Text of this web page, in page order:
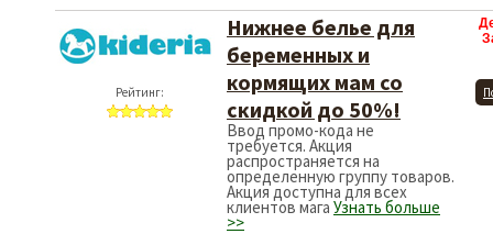
Рейтинг:
Нижнее белье для
беременных и
кормящих мам со
скидкой до 50%!
Ввод промо-кода не
требуется. Акция
распространяется на
определенную группу товаров.
Акция доступна для всех
клиентов мага Узнать больше
>>